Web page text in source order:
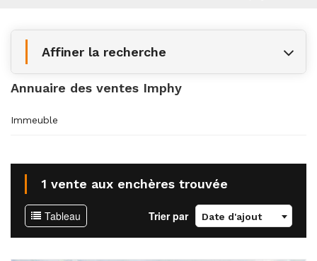
Affiner la recherche
Annuaire des ventes Imphy
Immeuble
1 vente aux enchères trouvée
Tableau Trier par Date d'ajout